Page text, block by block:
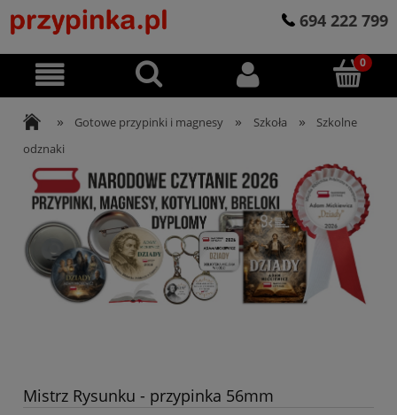
694 222 799
» Gotowe przypinki i magnesy » Szkoła »
Szkolne
odznaki
Mistrz Rysunku - przypinka 56mm